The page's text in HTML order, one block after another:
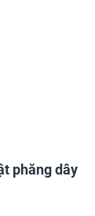
phăng dây